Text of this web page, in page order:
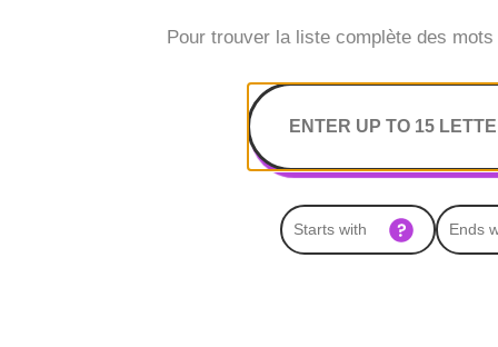
Pour trouver la liste complète des